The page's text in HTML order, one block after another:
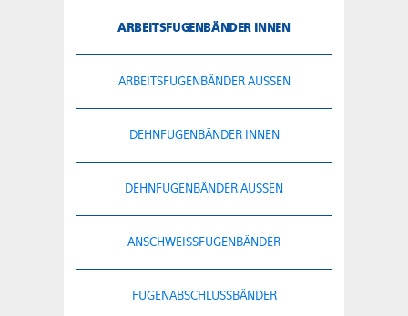
KONTAKT
ARBEITSFUGENBÄNDER INNEN
ARBEITSFUGENBÄNDER AUSSEN
DEHNFUGENBÄNDER INNEN
DEHNFUGENBÄNDER AUSSEN
ANSCHWEISSFUGENBÄNDER
FUGENABSCHLUSSBÄNDER